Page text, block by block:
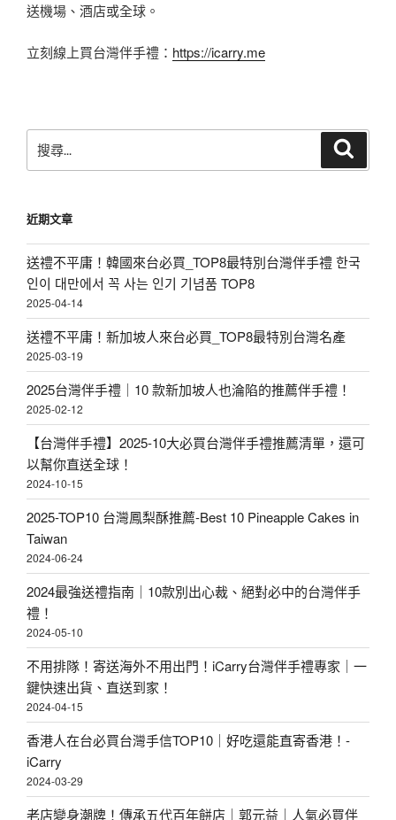
送機場、酒店或全球。
立刻線上買台灣伴手禮： https://icarry.me
尋
字:
近期文章
送禮不平庸！韓國來台必買_TOP8最特別台灣伴手禮 한국
인이 대만에서 꼭 사는 인기 기념품 TOP8
2025-04-14
送禮不平庸！新加坡人來台必買_TOP8最特別台灣名產
2025-03-19
2025台灣伴手禮｜10 款新加坡人也淪陷的推薦伴手禮！
2025-02-12
【台灣伴手禮】2025-10大必買台灣伴手禮推薦清單，還可
以幫你直送全球！
2024-10-15
2025-TOP10 台灣鳳梨酥推薦-Best 10 Pineapple Cakes in
Taiwan
2024-06-24
2024最強送禮指南｜10款別出心裁、絕對必中的台灣伴手
禮！
2024-05-10
不用排隊！寄送海外不用出門！iCarry台灣伴手禮專家｜一
鍵快速出貨、直送到家！
2024-04-15
香港人在台必買台灣手信TOP10｜好吃還能直寄香港！-
iCarry
2024-03-29
老店變身潮牌！傳承五代百年餅店｜郭元益｜人氣必買伴